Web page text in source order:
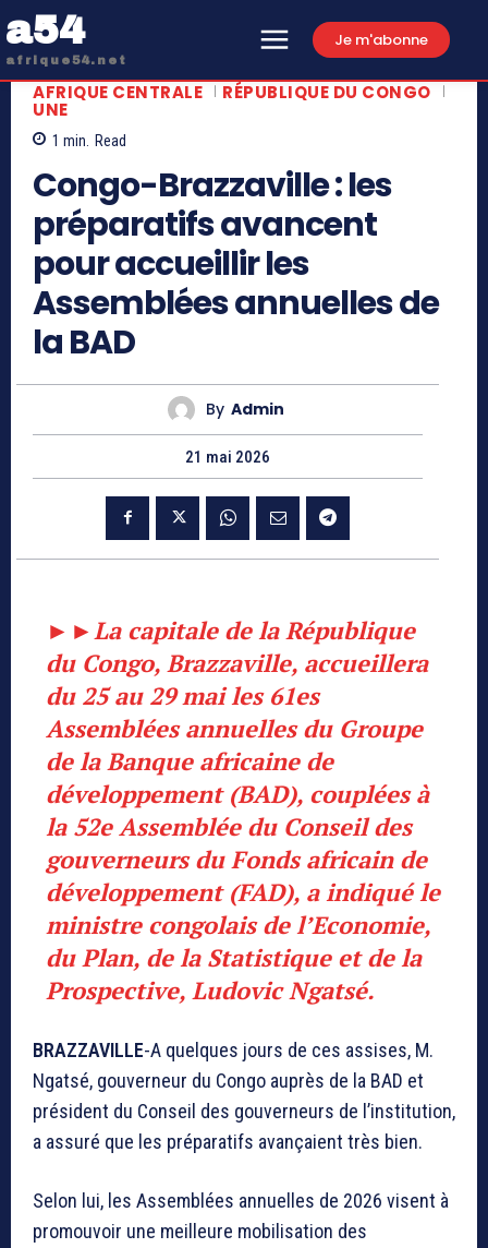
a54
afrique54.net
Je m'abonne
AFRIQUE CENTRALE RÉPUBLIQUE DU CONGO
UNE
1 min. Read
Congo-Brazzaville : les
préparatifs avancent
pour accueillir les
Assemblées annuelles de
la BAD
By Admin
21 mai 2026
►►La capitale de la République
du Congo, Brazzaville, accueillera
du 25 au 29 mai les 61es
Assemblées annuelles du Groupe
de la Banque africaine de
développement (BAD), couplées à
la 52e Assemblée du Conseil des
gouverneurs du Fonds africain de
développement (FAD), a indiqué le
ministre congolais de l’Economie,
du Plan, de la Statistique et de la
Prospective, Ludovic Ngatsé.
BRAZZAVILLE-A quelques jours de ces assises, M.
Ngatsé, gouverneur du Congo auprès de la BAD et
président du Conseil des gouverneurs de l’institution,
a assuré que les préparatifs avançaient très bien.
Selon lui, les Assemblées annuelles de 2026 visent à
promouvoir une meilleure mobilisation des